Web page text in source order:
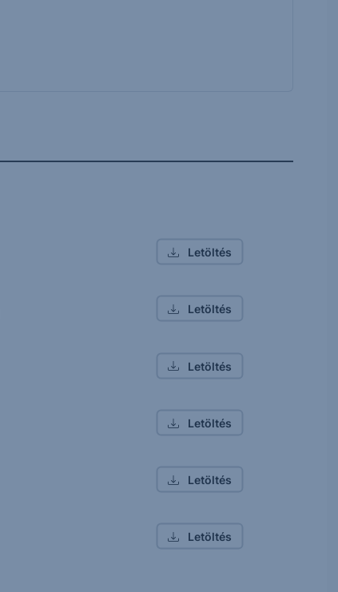
Letöltés
Letöltés
Letöltés
Letöltés
Letöltés
Letöltés